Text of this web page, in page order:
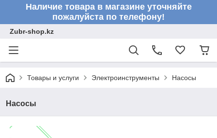
Наличие товара в магазине уточняйте
пожалуйста по телефону!
Zubr-shop.kz
Товары и услуги Электроинструменты Насосы
Насосы